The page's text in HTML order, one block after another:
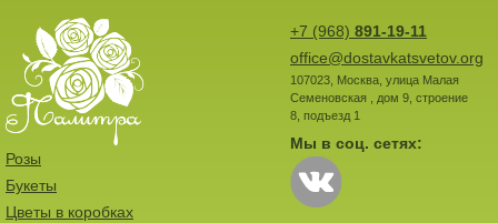
+7 (968) 891-19-11
office@dostavkatsvetov.org
107023, Москва, улица Малая
Семеновская , дом 9, строение
8, подъезд 1
Мы в соц. сетях:
Розы
Букеты
Цветы в коробках